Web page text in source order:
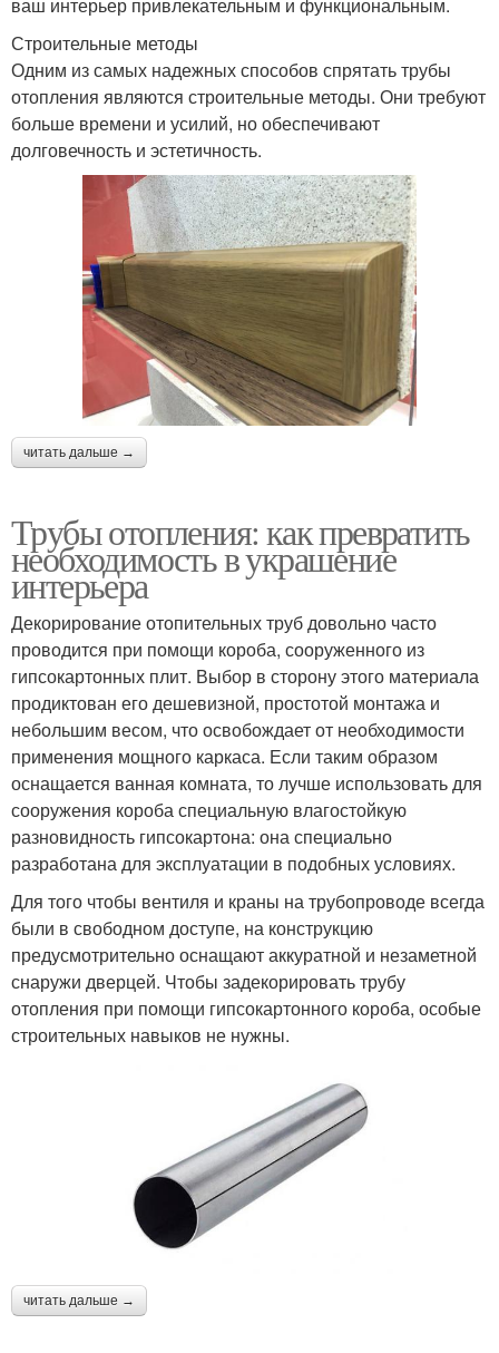
ваш интерьер привлекательным и функциональным.
Строительные методы
Одним из самых надежных способов спрятать трубы
отопления являются строительные методы. Они требуют
больше времени и усилий, но обеспечивают
долговечность и эстетичность.
читать дальше →
Трубы отопления: как превратить
необходимость в украшение
интерьера
Декорирование отопительных труб довольно часто
проводится при помощи короба, сооруженного из
гипсокартонных плит. Выбор в сторону этого материала
продиктован его дешевизной, простотой монтажа и
небольшим весом, что освобождает от необходимости
применения мощного каркаса. Если таким образом
оснащается ванная комната, то лучше использовать для
сооружения короба специальную влагостойкую
разновидность гипсокартона: она специально
разработана для эксплуатации в подобных условиях.
Для того чтобы вентиля и краны на трубопроводе всегда
были в свободном доступе, на конструкцию
предусмотрительно оснащают аккуратной и незаметной
снаружи дверцей. Чтобы задекорировать трубу
отопления при помощи гипсокартонного короба, особые
строительных навыков не нужны.
читать дальше →